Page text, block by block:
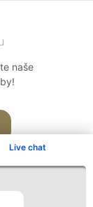
Live chat
naše